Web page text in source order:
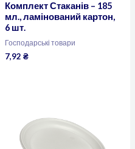
Комплект Стаканів – 185
мл., ламінований картон,
6 шт.
Господарські товари
7,92 ₴